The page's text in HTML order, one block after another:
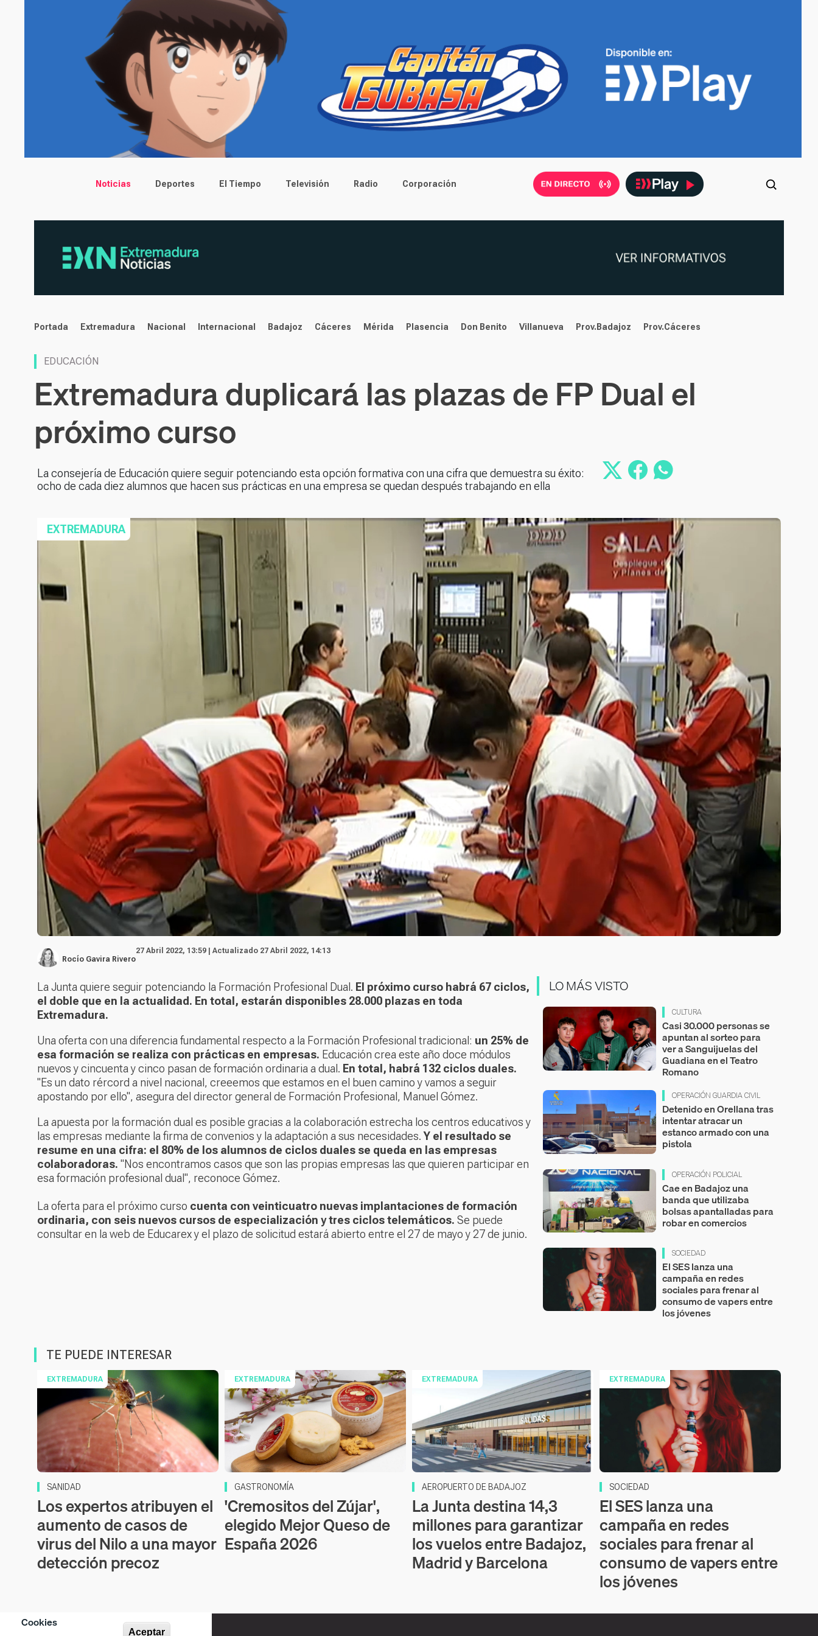
Cookies
Aceptar
Main menu
Noticias Deportes El Tiempo Televisión Radio Corporación
noticias
Portada Extremadura Nacional Internacional Badajoz Cáceres Mérida Plasencia Don Benito Villanueva Prov.Badajoz Prov.Cáceres
EDUCACIÓN
Extremadura duplicará las plazas de FP Dual el
próximo curso
La consejería de Educación quiere seguir potenciando esta opción formativa con una cifra que demuestra su éxito:
ocho de cada diez alumnos que hacen sus prácticas en una empresa se quedan después trabajando en ella
EXTREMADURA
Rocío Gavira Rivero
27 Abril 2022, 13:59 | Actualizado 27 Abril 2022, 14:13
La Junta quiere seguir potenciando la Formación Profesional Dual. El próximo curso habrá 67 ciclos,
el doble que en la actualidad. En total, estarán disponibles 28.000 plazas en toda
Extremadura.
Una oferta con una diferencia fundamental respecto a la Formación Profesional tradicional: un 25% de
esa formación se realiza con prácticas en empresas. Educación crea este año doce módulos
nuevos y cincuenta y cinco pasan de formación ordinaria a dual. En total, habrá 132 ciclos duales.
"Es un dato rércord a nivel nacional, creeemos que estamos en el buen camino y vamos a seguir
apostando por ello", asegura del director general de Formación Profesional, Manuel Gómez.
La apuesta por la formación dual es posible gracias a la colaboración estrecha los centros educativos y
las empresas mediante la firma de convenios y la adaptación a sus necesidades.Y el resultado se
resume en una cifra: el 80% de los alumnos de ciclos duales se queda en las empresas
colaboradoras. "Nos encontramos casos que son las propias empresas las que quieren participar en
esa formación profesional dual", reconoce Gómez.
La oferta para el próximo curso cuenta con veinticuatro nuevas implantaciones de formación
ordinaria, con seis nuevos cursos de especialización y tres ciclos telemáticos. Se puede
consultaren la web de Educarexy el plazo de solicitud estará abierto entre el 27 de mayo y 27 de junio.
LO MÁS VISTO
CULTURA
Casi 30.000 personas se
apuntan al sorteo para
ver a Sanguijuelas del
Guadiana en el Teatro
Romano
OPERACIÓN GUARDIA CIVIL
Detenido en Orellana tras
intentar atracar un
estanco armado con una
pistola
OPERACIÓN POLICIAL
Cae en Badajoz una
banda que utilizaba
bolsas apantalladas para
robar en comercios
SOCIEDAD
El SES lanza una
campaña en redes
sociales para frenar al
consumo de vapers entre
los jóvenes
TE PUEDE INTERESAR
EXTREMADURA
SANIDAD
Los expertos atribuyen el
aumento de casos de
virus del Nilo a una mayor
detección precoz
EXTREMADURA
GASTRONOMÍA
'Cremositos del Zújar',
elegido Mejor Queso de
España 2026
EXTREMADURA
AEROPUERTO DE BADAJOZ
La Junta destina 14,3
millones para garantizar
los vuelos entre Badajoz,
Madrid y Barcelona
EXTREMADURA
SOCIEDAD
El SES lanza una
campaña en redes
sociales para frenar al
consumo de vapers entre
los jóvenes